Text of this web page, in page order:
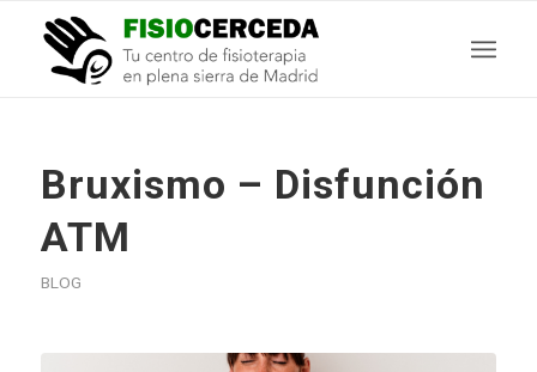
Bruxismo – Disfunción
ATM
BLOG